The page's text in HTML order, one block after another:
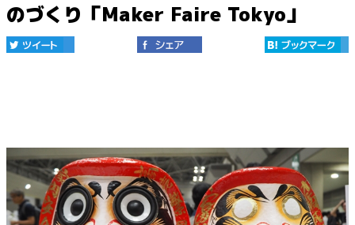
のづくり「Maker Faire Tokyo」